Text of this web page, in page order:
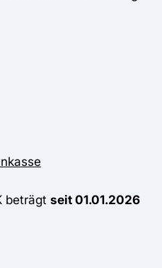
beträgt seit 01.01.2026